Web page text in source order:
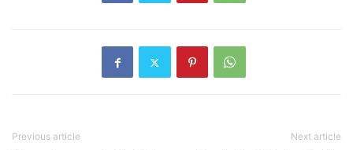
Previous article Next article